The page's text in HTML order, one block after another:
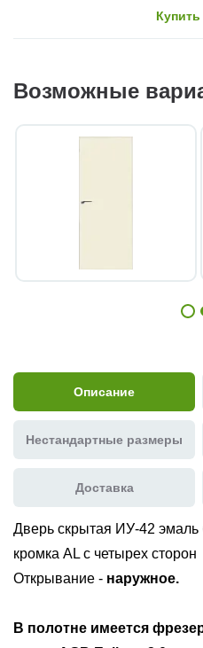
Возможные
Описание
Нестандартные размеры
Доставка
Дверь скрытая ИУ-42
кромка AL с четырех сторон
Открывание - наружное.
В полотне имеется